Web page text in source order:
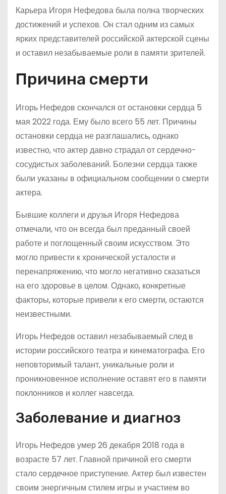
Карьера Игоря Нефедова была полна творческих
достижений и успехов. Он стал одним из самых
ярких представителей российской актерской сцены
и оставил незабываемые роли в памяти зрителей.
Причина смерти
Игорь Нефедов скончался от остановки сердца 5
мая 2022 года. Ему было всего 55 лет. Причины
остановки сердца не разглашались, однако
известно, что актер давно страдал от сердечно-
сосудистых заболеваний. Болезни сердца также
были указаны в официальном сообщении о смерти
актера.
Бывшие коллеги и друзья Игоря Нефедова
отмечали, что он всегда был преданный своей
работе и поглощенный своим искусством. Это
могло привести к хронической усталости и
перенапряжению, что могло негативно сказаться
на его здоровье в целом. Однако, конкретные
факторы, которые привели к его смерти, остаются
неизвестными.
Игорь Нефедов оставил незабываемый след в
истории российского театра и кинематографа. Его
неповторимый талант, уникальные роли и
проникновенное исполнение оставят его в памяти
поклонников и коллег навсегда.
Заболевание и диагноз
Игорь Нефедов умер 26 декабря 2018 года в
возрасте 57 лет. Главной причиной его смерти
стало сердечное приступение. Актер был известен
своим энергичным стилем игры и участием во